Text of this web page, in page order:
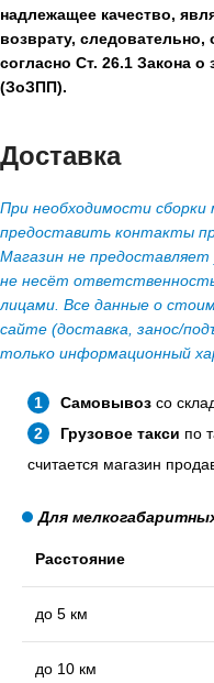
надлежащее качество,
возврату,
согласно Ст. 26.1 Закона
(ЗоЗПП).
Доставка
При необходимости
предоставить контакты
Магазин не
не несёт
лицами. Все данные о
сайте (доставка, занос/
только информационный
Самовывоз со
Грузовое такси по
считается магазин
Для
Расстояние
до 5 км
до 10 км